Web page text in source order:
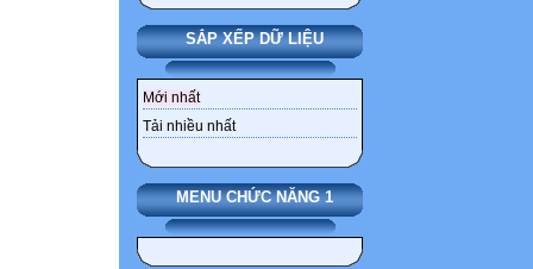
SẮP XẾP DỮ LIỆU
Mới nhất
Tải nhiều nhất
MENU CHỨC NĂNG 1